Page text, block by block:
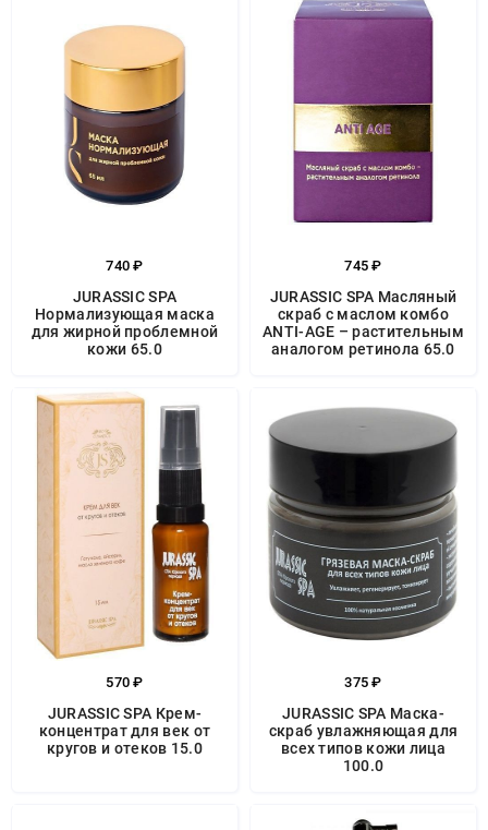
740 ₽
JURASSIC SPA
Нормализующая маска
для жирной проблемной
кожи 65.0
745 ₽
JURASSIC SPA Масляный
скраб с маслом комбо
ANTI-AGE – растительным
аналогом ретинола 65.0
570 ₽
JURASSIC SPA Крем-
концентрат для век от
кругов и отеков 15.0
375 ₽
JURASSIC SPA Маска-
скраб увлажняющая для
всех типов кожи лица
100.0